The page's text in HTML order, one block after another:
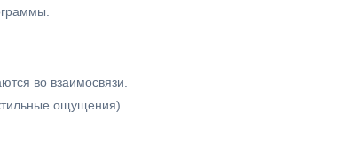
во взаимосвязи.
ощущения).